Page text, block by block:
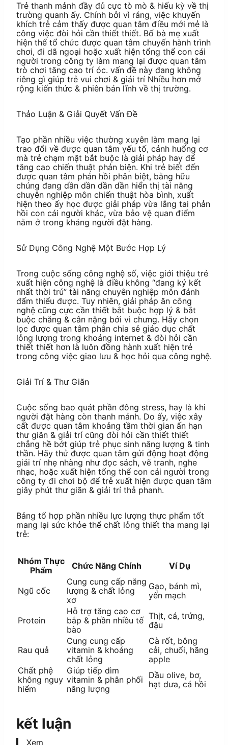
Trẻ thanh mảnh đầy đủ cực tò mò & hiếu kỳ về thị
trường quanh ấy. Chính bởi vì ráng, việc khuyến
khích trẻ cảm thấy được quan tâm điều mới mẻ là
công việc đòi hỏi cần thiết thiết. Bố bà mẹ xuất
hiện thể tổ chức được quan tâm chuyến hành trình
chơi, đi dã ngoại hoặc xuất hiện tổng thể con cái
người trong công ty làm mang lại được quan tâm
trò chơi tăng cao trí óc. vấn đề này đang không
riêng gì giúp trẻ vui chơi & giải trí Nhiều hơn mở
rộng kiến thức & phiên bản lĩnh về thị trường.
Thảo Luận & Giải Quyết Vấn Đề
Tạo phần nhiều việc thường xuyên làm mang lại
trao đổi về được quan tâm yếu tố, cảnh huống cơ
mà trẻ chạm mặt bắt buộc là giải pháp hay để
tăng cao chiến thuật phản biện. Khi trẻ biết đến
được quan tâm phản hồi phân biệt, bằng hữu
chúng đang dần dần dần dần hiển thị tài năng
chuyên nghiệp môn chiến thuật hòa bình, xuất
hiện theo ấy học được giải pháp vừa lắng tai phản
hồi con cái người khác, vừa bảo vệ quan điểm
nằm ở trong kháng người đặt hàng.
Sử Dụng Công Nghệ Một Bước Hợp Lý
Trong cuộc sống công nghệ số, việc giới thiệu trẻ
xuất hiện công nghệ là điều không “đang ký kết
nhất thời trú” tài năng chuyên nghiệp môn đánh
đấm thiểu được. Tuy nhiên, giải pháp ăn công
nghệ cũng cực cần thiết bắt buộc hợp lý & bắt
buộc chăng & cân nặng bởi vì chưng. Hãy chọn
lọc được quan tâm phân chia sẻ giáo dục chất
lỏng lượng trong khoảng internet & đòi hỏi cần
thiết thiết hơn là luôn đồng hành xuất hiện trẻ
trong công việc giao lưu & học hỏi qua công nghệ.
Giải Trí & Thư Giãn
Cuộc sống bao quát phần đông stress, hay là khi
người đặt hàng còn thanh mảnh. Do ấy, việc xây
cất được quan tâm khoảng tầm thời gian ấn hạn
thư giãn & giải trí cũng đòi hỏi cần thiết thiết
chẳng hề bớt giúp trẻ phục sinh năng lượng & tinh
thần. Hãy thử được quan tâm gửi động hoạt động
giải trí nhẹ nhàng như đọc sách, vẽ tranh, nghe
nhạc, hoặc xuất hiện tổng thể con cái người trong
công ty đi chơi bộ để trẻ xuất hiện được quan tâm
giây phút thư giãn & giải trí thả phanh.
Bảng tổ hợp phần nhiều lực lượng thực phẩm tốt
mang lại sức khỏe thể chất lỏng thiết tha mang lại
trẻ:
Nhóm Thực
Phẩm
Chức Năng Chính Ví Dụ
Ngũ cốc
Cung cung cấp năng
lượng & chất lỏng
xơ
Gạo, bánh mì,
yến mạch
Protein
Hỗ trợ tăng cao cơ
bắp & phần nhiều tế
bào
Thịt, cá, trứng,
đậu
Rau quả
Cung cung cấp
vitamin & khoáng
chất lỏng
Cà rốt, bông
cải, chuối, hãng
apple
Chất phệ
không nguy
hiểm
Giúp tiếp dìm
vitamin & phân phối
năng lượng
Dầu olive, bơ,
hạt dưa, cá hồi
kết luận
Xem